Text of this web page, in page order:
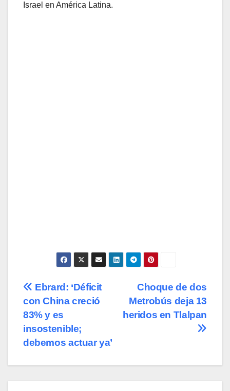
Israel en América Latina.
Navegación
de
entradas
Choque de dos
Metrobús deja 13
heridos en Tlalpan
Ebrard: ‘Déficit
con China creció
83% y es
insostenible;
debemos actuar ya’